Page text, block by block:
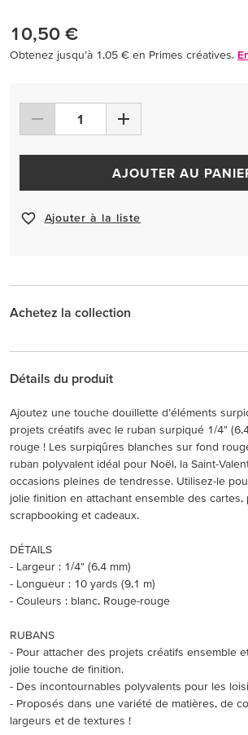
10,50 €
Obtenez jusqu’à 1,05 € en Primes créatives.
AJOUTER AU
Ajouter à la liste
Achetez la collection
Détails du produit
Ajoutez une touche douillette d’éléments
projets créatifs avec le ruban surpiqué 1/4"
rouge ! Les surpiqûres blanches sur fond
ruban polyvalent idéal pour Noël, la Saint-
occasions pleines de tendresse. Utilisez-le
jolie finition en attachant ensemble des cartes,
scrapbooking et cadeaux.
DÉTAILS
- Largeur : 1/4" (6,4 mm)
- Longueur : 10 yards (9,1 m)
- Couleurs : blanc, Rouge-rouge
RUBANS
- Pour attacher des projets créatifs ensemble
jolie touche de finition.
- Des incontournables polyvalents pour les
- Proposés dans une variété de matières, de
largeurs et de textures !